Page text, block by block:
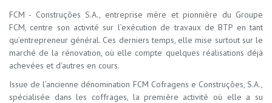
FCM - Construções S.A., entreprise mère et pionnière du Groupe
FCM, centre son activité sur l’exécution de travaux de BTP en tant
qu’entrepreneur général. Ces derniers temps, elle mise surtout sur le
marché de la rénovation, où elle compte quelques réalisations déjà
achevées et d’autres en cours.
Issue de l’ancienne dénomination FCM Cofragens e Construções, S.A.,
spécialisée dans les coffrages, la première activité où elle a su